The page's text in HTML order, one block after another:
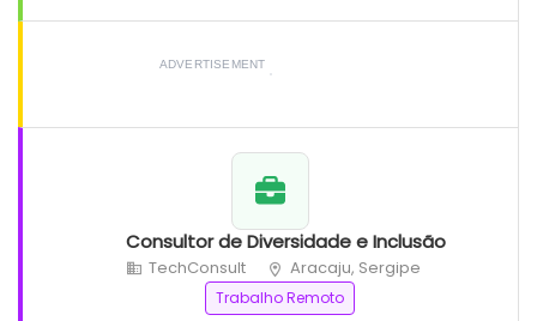
ADVERTISEMENT
Consultor de Diversidade e Inclusão
TechConsult Aracaju, Sergipe
Trabalho Remoto